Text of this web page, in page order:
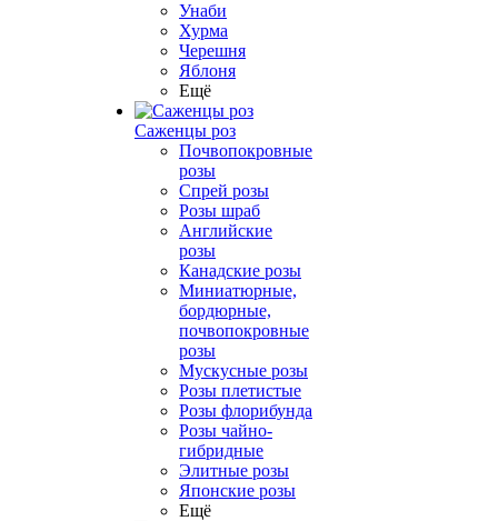
Унаби
Хурма
Черешня
Яблоня
Ещё
Саженцы роз
Почвопокровные
розы
Спрей розы
Розы шраб
Английские
розы
Канадские розы
Миниатюрные,
бордюрные,
почвопокровные
розы
Мускусные розы
Розы плетистые
Розы флорибунда
Розы чайно-
гибридные
Элитные розы
Японские розы
Ещё